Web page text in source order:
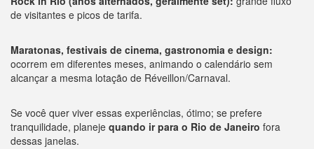
de visitantes e picos de tarifa.
Maratonas, festivais de cinema, gastronomia e design:
ocorrem em diferentes meses, animando o calendário sem
alcançar a mesma lotação de Réveillon/Carnaval.
Se você quer viver essas experiências, ótimo; se prefere
tranquilidade, planeje quando ir para o Rio de Janeiro fora
dessas janelas.